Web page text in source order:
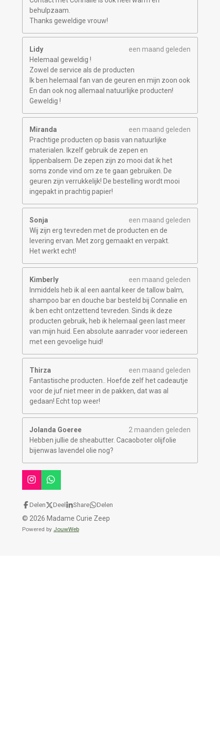
behulpzaam.
Thanks geweldige vrouw!
Lidy
een maand geleden
Helemaal geweldig !
Zowel de service als de producten
Ik ben helemaal fan van de geuren en mijn zoon ook
En dan ook nog allemaal natuurlijke producten!
Geweldig !
Miranda
een maand geleden
Prachtige producten op basis van natuurlijke
materialen. Ikzelf gebruik de zepen en
lippenbalsem. De zepen zijn zo mooi dat ik het
soms zonde vind om ze te gaan gebruiken. De
geuren zijn verrukkelijk! De bestelling wordt mooi
ingepakt in prachtig papier!
Sonja
een maand geleden
Wij zijn erg tevreden met de producten en de
levering ervan. Met zorg gemaakt en verpakt.
Het werkt echt!
Kimberly
een maand geleden
Inmiddels heb ik al een aantal keer de tallow balm,
shampoo bar en douche bar besteld bij Connalie en
ik ben echt ontzettend tevreden. Sinds ik deze
producten gebruik, heb ik helemaal geen last meer
van mijn huid. Een absolute aanrader voor iedereen
met een gevoelige huid!
Thirza
een maand geleden
Fantastische producten.. Hoefde zelf het cadeautje
voor de juf niet meer in de pakken, dat was al
gedaan! Echt top weer!
Jolanda Goeree
2 maanden geleden
Hebben jullie de sheabutter. Cacaoboter olijfolie
bijenwas lavendel olie nog?
I
n
s
a
g
W
h
a
t
s
A
Delen Deel Share Delen
© 2026 Madame Curie Zeep
Powered by JouwWeb